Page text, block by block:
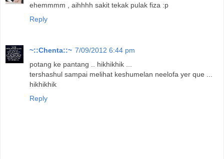
ehemmmm , aihhhh sakit tekak pulak fiza :p
Reply
~::Chenta::~ 7/09/2012 6:44 pm
potang ke pantang .. hikhikhik ...
tershashul sampai melihat keshumelan neelofa yer que ...
hikhikhik
Reply